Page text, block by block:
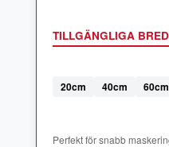
TILLGÄNGLIGA
20cm 40cm 60cm
Perfekt för snabb